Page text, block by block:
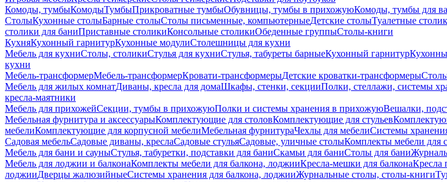
Комоды, тумбыКомодыТумбыПрикроватные тумбыОбувницы, тумбы в прихожуюКомоды, тумбы для
СтолыКухонные столыБарные столыСтолы письменные, компьютерныеДетские столыТуалетные
столики для баниПриставные столикиКонсольные столикиОбеденные группыСтолы-книги
КухняКухонный гарнитурКухонные модулиСтолешницы для кухни
Мебель для кухниСтолы, столикиСтулья для кухниСтулья, табуреты барныеКухонный гарнитур
кухни
Мебель-трансформерМебель-трансформерКровати-трансформерыДетские кроватки-трансформеры
Мебель для жилых комнатДиваны, кресла для домаШкафы, стенки, секцииПолки, стеллажи, системы
кресла-маятники
Мебель для прихожейСекции, тумбы в прихожуюПолки и системы хранения в прихожуюВешалки,
Мебельная фурнитура и аксессуарыКомплектующие для столовКомплектующие для стульев
мебелиКомплектующие для корпусной мебелиМебельная фурнитураЧехлы для мебелиСистемы
Садовая мебельСадовые диваны, креслаСадовые стульяСадовые, уличные столыКомплекты мебели для
Мебель для бани и сауныСтулья, табуретки, подставки для баниСкамьи для баниСтолы для бани
Мебель для лоджии и балконаКомплекты мебели для балкона, лоджииКресла-мешки для балконаКресла
лоджииДверцы жалюзийныеСистемы хранения для балкона, лоджииЖурнальные столы, столы-книги